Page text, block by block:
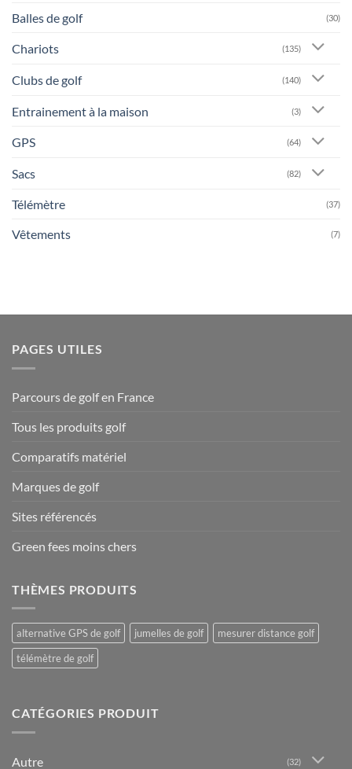
Balles de golf (30)
Chariots (135)
Clubs de golf (140)
Entrainement à la maison (3)
GPS (64)
Sacs (82)
Télémètre (37)
Vêtements (7)
PAGES UTILES
Parcours de golf en France
Tous les produits golf
Comparatifs matériel
Marques de golf
Sites référencés
Green fees moins chers
THÈMES PRODUITS
alternative GPS de golf jumelles de golf
mesurer distance golf
télémètre de golf
CATÉGORIES PRODUIT
Autre (32)